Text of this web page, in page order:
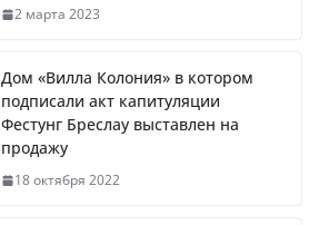
2 марта 2023
Дом «Вилла Колония» в котором
подписали акт капитуляции
Фестунг Бреслау выставлен на
продажу
18 октября 2022